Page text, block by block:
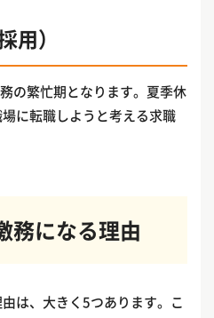
用）
の繁忙期となります。夏季休
に転職しようと考える求職
務になる理由
は、大きく5つあります。こ